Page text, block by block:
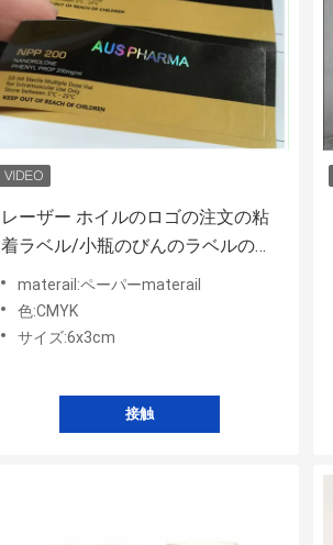
レーザー ホイルのロゴの注文の粘
着ラベル/小瓶のびんのラベルの伝
統的な色
materail:ペーパーmaterail
色:CMYK
サイズ:6x3cm
接触